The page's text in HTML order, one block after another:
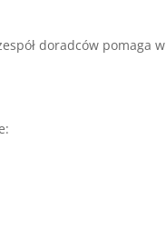
doradców pomaga w